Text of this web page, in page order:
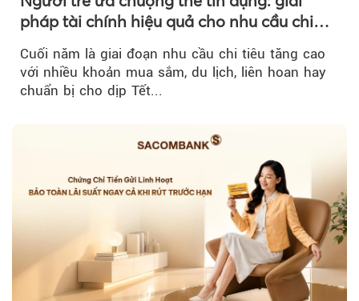
pháp tài chính hiệu quả cho nhu cầu chi
tiêu cuối năm
Cuối năm là giai đoạn nhu cầu chi tiêu tăng cao
với nhiều khoản mua sắm, du lịch, liên hoan hay
chuẩn bị cho dịp Tết...